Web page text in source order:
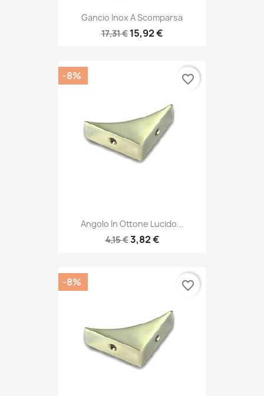
Gancio Inox A Scomparsa
17,31 € 15,92 €
Angolo In Ottone Lucido...
4,15 €3,82 €
-8% favorite_border
-8% favorite_border